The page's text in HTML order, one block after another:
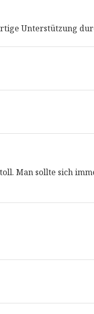
Unterstützung
Man sollte sich